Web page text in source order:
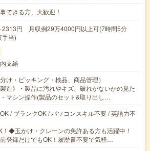
できる方、大歓迎！
2313円 月収例29万4000円以上可(7時間5分
手当)
支給
け・ピッキング・検品、商品管理）
製造》・製品に汚れやキズ、破れがないかの見た
マシン操作(製品のセット&取り出し…
/ ブランクOK / パソコンスキル不要 / 英語力不
◆玉かけ・クレーンの免許ある方も活躍中！
登録だけでもOK！履歴書不要で気軽…